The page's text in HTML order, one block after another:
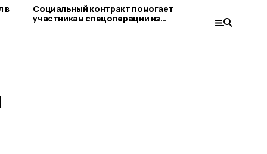
в
Социальный контракт помогает
участникам спецоперации из
Тамбовской области реализовать